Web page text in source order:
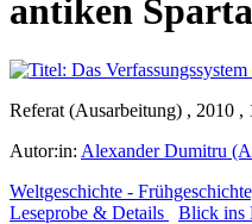
antiken Sparta
Referat (Ausarbeitung) , 2010 ,
Autor:in: Alexander Dumitru
Weltgeschichte -
Leseprobe & Details
Blick ins